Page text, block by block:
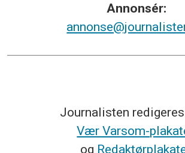
Annonsér:
Journalisten
Vær Varsom-
og